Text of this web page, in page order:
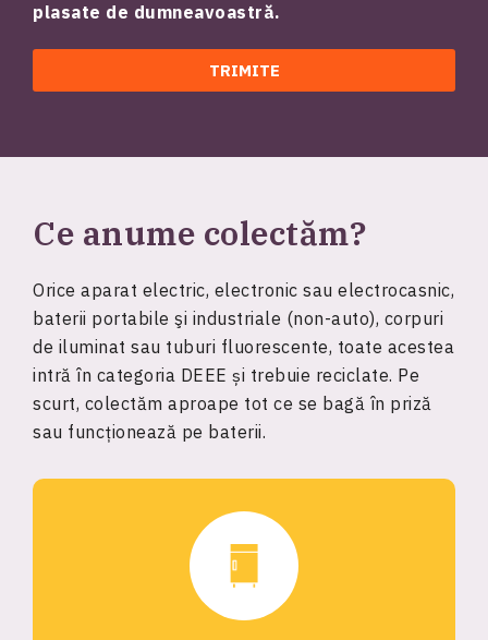
plasate de dumneavoastră.
Ce anume colectăm?
Orice aparat electric, electronic sau electrocasnic,
baterii portabile şi industriale (non-auto), corpuri
de iluminat sau tuburi fluorescente, toate acestea
intră în categoria DEEE și trebuie reciclate. Pe
scurt, colectăm aproape tot ce se bagă în priză
sau funcționează pe baterii.